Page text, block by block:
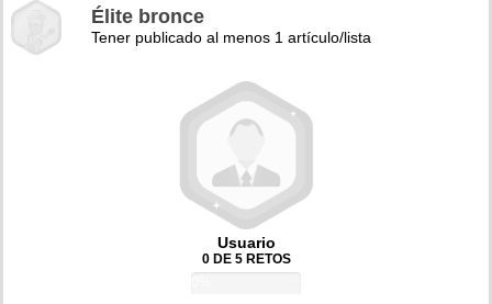
Élite bronce
Tener publicado al menos 1 artículo/lista
Usuario
0 DE 5 RETOS